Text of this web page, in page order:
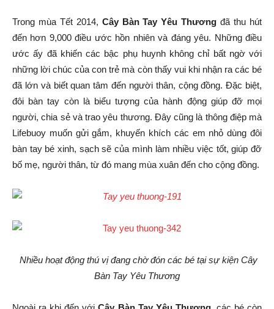
Trong mùa Tết 2014, Cây Bàn Tay Yêu Thương đã thu hút
đến hơn 9,000 điều ước hồn nhiên và đáng yêu. Những điều
ước ấy đã khiến các bậc phụ huynh không chỉ bất ngờ với
những lời chúc của con trẻ mà còn thấy vui khi nhận ra các bé
đã lớn và biết quan tâm đến người thân, cộng đồng. Đặc biệt,
đôi bàn tay còn là biểu tượng của hành động giúp đỡ mọi
người, chia sẻ và trao yêu thương. Đây cũng là thông điệp mà
Lifebuoy muốn gửi gắm, khuyến khích các em nhỏ dùng đôi
bàn tay bé xinh, sạch sẽ của mình làm nhiều việc tốt, giúp đỡ
bố mẹ, người thân, từ đó mang mùa xuân đến cho cộng đồng.
Nhiều hoạt động thú vị đang chờ đón các bé tại sự kiện Cây
Bàn Tay Yêu Thương